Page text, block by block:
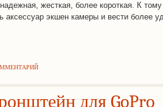
жесткая, более короткая. К
аксессуар экшен камеры и вести более
для GoPro